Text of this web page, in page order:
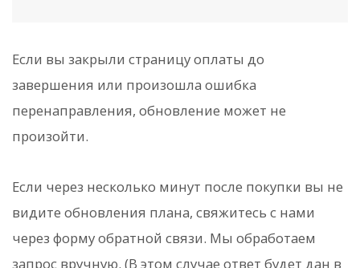
Если вы закрыли страницу оплаты до
завершения или произошла ошибка
перенаправления, обновление может не
произойти.
Если через несколько минут после покупки вы не
видите обновления плана, свяжитесь с нами
через форму обратной связи. Мы обработаем
запрос вручную. (В этом случае ответ будет дан в